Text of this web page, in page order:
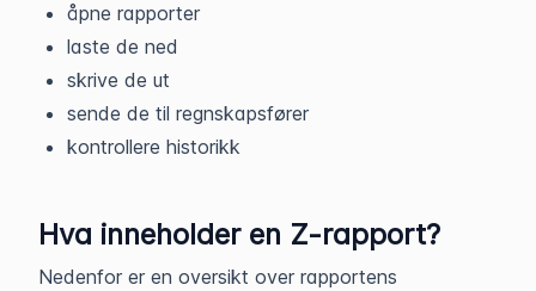
åpne rapporter
laste de ned
skrive de ut
sende de til regnskapsfører
kontrollere historikk
Hva inneholder en Z-rapport?
Nedenfor er en oversikt over rapportens